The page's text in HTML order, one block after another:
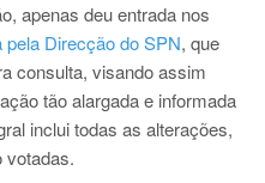
apenas deu entrada nos
Direcção do SPN, que
consulta, visando assim
tão alargada e informada
inclui todas as alterações,
votadas.